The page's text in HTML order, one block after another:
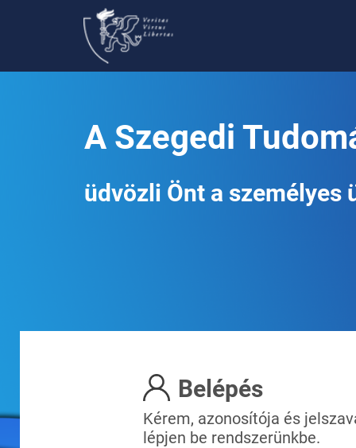
A Szegedi
üdvözli Önt a személyes
Belépés
Kérem, azonosítója és
lépjen be rendszerünkbe.